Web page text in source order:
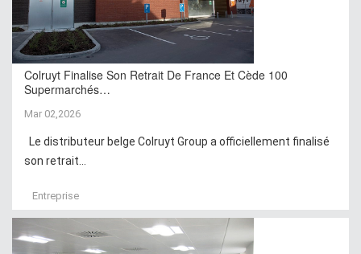
Colruyt Finalise Son Retrait De France Et Cède 100
Supermarchés…
Mar 02,2026
Le distributeur belge Colruyt Group a officiellement finalisé
son retrait...
Entreprise